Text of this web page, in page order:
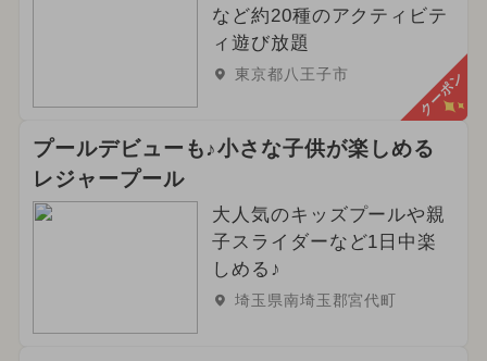
など約20種のアクティビテ
ィ遊び放題
東京都八王子市 クーポン
プールデビューも♪小さな子供が楽しめる
レジャープール
大人気のキッズプールや親
子スライダーなど1日中楽
しめる♪
埼玉県南埼玉郡宮代町